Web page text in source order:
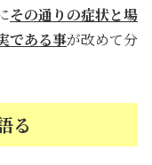
その通りの症状と場
である事が改めて分
る